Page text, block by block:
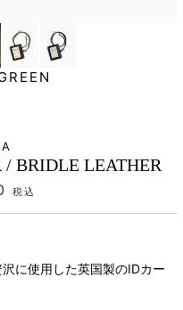
/ BRIDLE LEATHER
税込
に使用した英国製のIDカー